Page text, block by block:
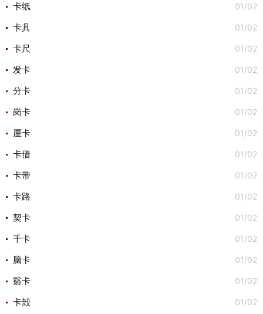
01/02
卡纸
01/02
卡具
01/02
卡尺
01/02
发卡
01/02
分卡
01/02
岗卡
01/02
厘卡
01/02
卡借
01/02
卡带
01/02
卡路
01/02
契卡
01/02
千卡
01/02
脑卡
01/02
谿卡
01/02
卡殻